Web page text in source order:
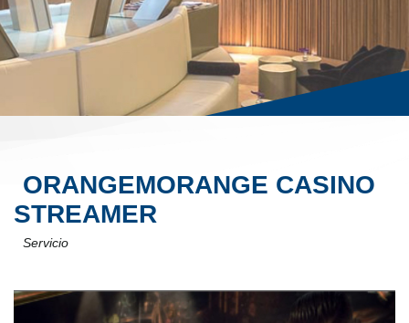
ORANGEMORANGE CASINO
STREAMER
Servicio